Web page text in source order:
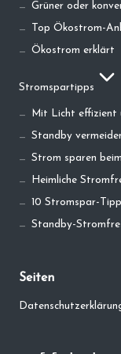
Grüner oder
Top Ökostrom-
Ökostrom erklärt
Stromspartipps
Mit Licht effizient
Standby
Strom sparen
Heimliche
10 Stromspar-
Standby-
Seiten